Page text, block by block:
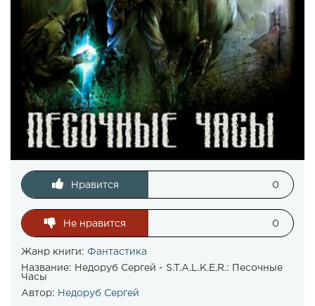
Нравится 0
Не нравится 0
Жанр книги: Фантастика
Название: Недоруб Сергей - S.T.A.L.K.E.R.: Песочные
Часы
Автор: Недоруб Сергей